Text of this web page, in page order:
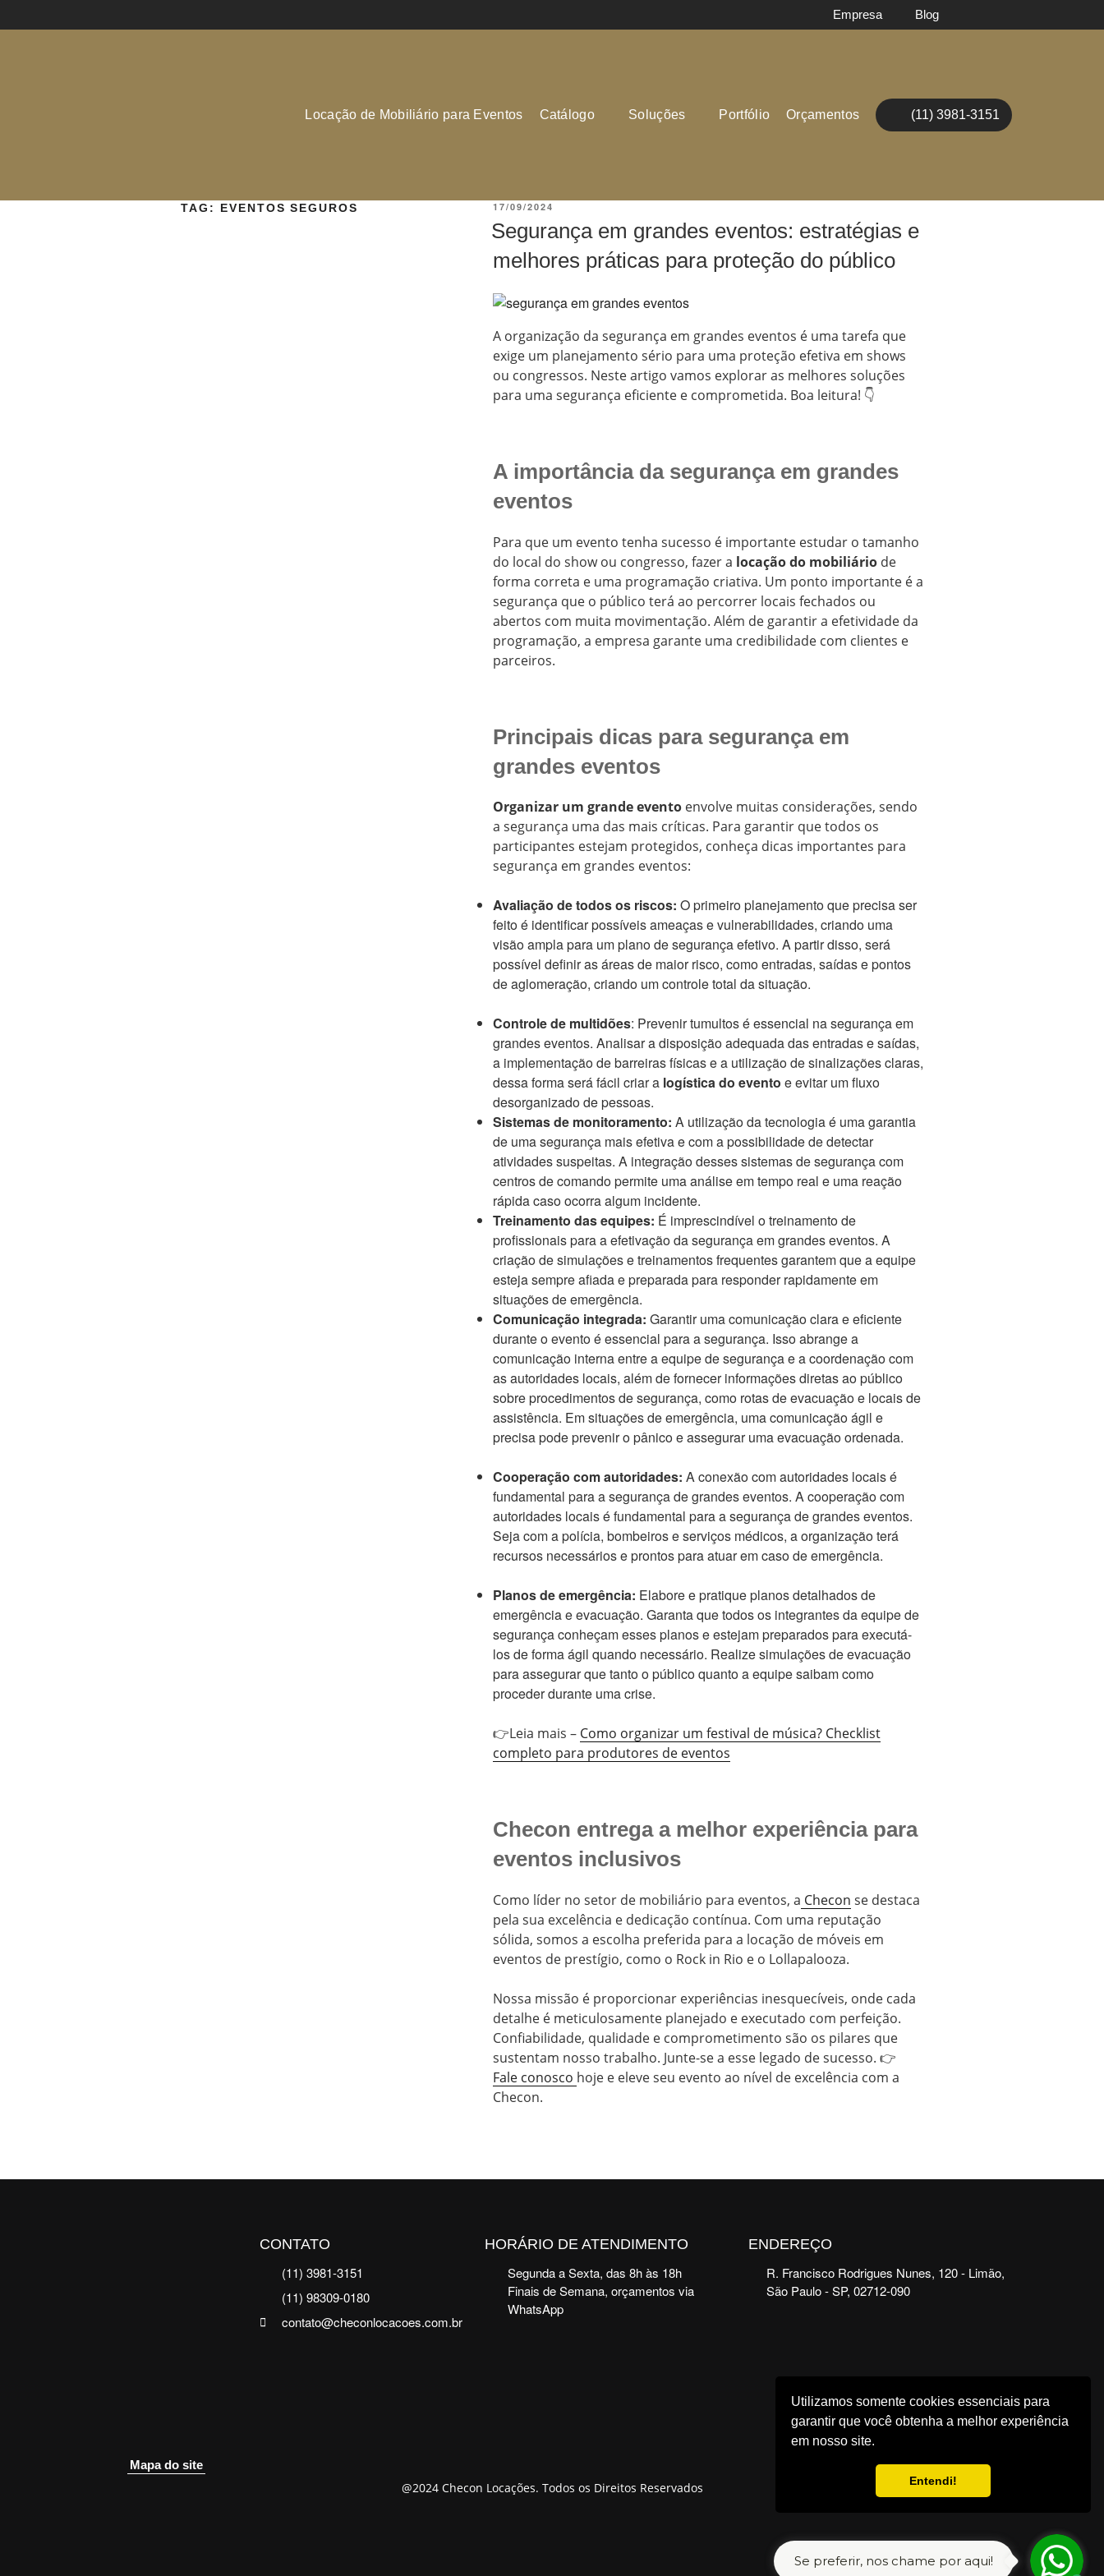
Utilizamos somente cookies essenciais para
garantir que você obtenha a melhor experiência
em nosso site.
Entendi!
Empresa Blog
Locação de Mobiliário para Eventos Catálogo Soluções Portfólio Orçamentos (11) 3981-3151
TAG: EVENTOS SEGUROS 17/09/2024
Segurança em grandes eventos: estratégias e
melhores práticas para proteção do público
A organização da segurança em grandes eventos é uma tarefa que
exige um planejamento sério para uma proteção efetiva em shows
ou congressos. Neste artigo vamos explorar as melhores soluções
para uma segurança eficiente e comprometida. Boa leitura! 👇
A importância da segurança em grandes
eventos
Para que um evento tenha sucesso é importante estudar o tamanho
do local do show ou congresso, fazer a locação do mobiliáriode
forma correta e uma programação criativa. Um ponto importante é a
segurança que o público terá ao percorrer locais fechados ou
abertos com muita movimentação. Além de garantir a efetividade da
programação, a empresa garante uma credibilidade com clientes e
parceiros.
Principais dicas para segurança em
grandes eventos
Organizar um grande eventoenvolve muitas considerações, sendo
a segurança uma das mais críticas. Para garantir que todos os
participantes estejam protegidos, conheça dicas importantes para
segurança em grandes eventos:
Avaliação de todos os riscos: O primeiro planejamento que precisa ser
feito é identificar possíveis ameaças e vulnerabilidades, criando uma
visão ampla para um plano de segurança efetivo. A partir disso, será
possível definir as áreas de maior risco, como entradas, saídas e pontos
de aglomeração, criando um controle total da situação.
Controle de multidões: Prevenir tumultos é essencial na segurança em
grandes eventos. Analisar a disposição adequada das entradas e saídas,
a implementação de barreiras físicas e a utilização de sinalizações claras,
dessa forma será fácil criar a logística do evento e evitar um fluxo
desorganizado de pessoas.
Sistemas de monitoramento: A utilização da tecnologia é uma garantia
de uma segurança mais efetiva e com a possibilidade de detectar
atividades suspeitas. A integração desses sistemas de segurança com
centros de comando permite uma análise em tempo real e uma reação
rápida caso ocorra algum incidente.
Treinamento das equipes: É imprescindível o treinamento de
profissionais para a efetivação da segurança em grandes eventos. A
criação de simulações e treinamentos frequentes garantem que a equipe
esteja sempre afiada e preparada para responder rapidamente em
situações de emergência.
Comunicação integrada: Garantir uma comunicação clara e eficiente
durante o evento é essencial para a segurança. Isso abrange a
comunicação interna entre a equipe de segurança e a coordenação com
as autoridades locais, além de fornecer informações diretas ao público
sobre procedimentos de segurança, como rotas de evacuação e locais de
assistência. Em situações de emergência, uma comunicação ágil e
precisa pode prevenir o pânico e assegurar uma evacuação ordenada.
Cooperação com autoridades: A conexão com autoridades locais é
fundamental para a segurança de grandes eventos. A cooperação com
autoridades locais é fundamental para a segurança de grandes eventos.
Seja com a polícia, bombeiros e serviços médicos, a organização terá
recursos necessários e prontos para atuar em caso de emergência.
Planos de emergência: Elabore e pratique planos detalhados de
emergência e evacuação. Garanta que todos os integrantes da equipe de
segurança conheçam esses planos e estejam preparados para executá-
los de forma ágil quando necessário. Realize simulações de evacuação
para assegurar que tanto o público quanto a equipe saibam como
proceder durante uma crise.
👉Leia mais – Como organizar um festival de música? Checklist
completo para produtores de eventos
Checon entrega a melhor experiência para
eventos inclusivos
Como líder no setor de mobiliário para eventos, a Checon se destaca
pela sua excelência e dedicação contínua. Com uma reputação
sólida, somos a escolha preferida para a locação de móveis em
eventos de prestígio, como o Rock in Rio e o Lollapalooza.
Nossa missão é proporcionar experiências inesquecíveis, onde cada
detalhe é meticulosamente planejado e executado com perfeição.
Confiabilidade, qualidade e comprometimento são os pilares que
sustentam nosso trabalho. Junte-se a esse legado de sucesso. 👉
Fale conosco hoje e eleve seu evento ao nível de excelência com a
Checon.
Mapa do site
CONTATO
(11) 3981-3151
(11) 98309-0180
contato@checonlocacoes.com.br
HORÁRIO DE ATENDIMENTO
Segunda a Sexta, das 8h às 18h
Finais de Semana, orçamentos via
WhatsApp
ENDEREÇO
R. Francisco Rodrigues Nunes, 120 - Limão,
São Paulo - SP, 02712-090
@2024 Checon Locações. Todos os Direitos Reservados
Se preferir, nos chame por aqui!